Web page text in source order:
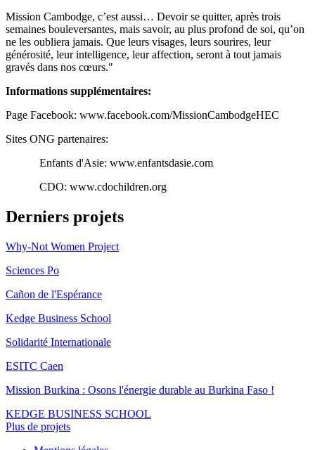
Mission Cambodge, c’est aussi… Devoir se quitter, après trois
semaines bouleversantes, mais savoir, au plus profond de soi, qu’on
ne les oubliera jamais. Que leurs visages, leurs sourires, leur
générosité, leur intelligence, leur affection, seront à tout jamais
gravés dans nos cœurs."
Informations supplémentaires:
Page Facebook: www.facebook.com/MissionCambodgeHEC
Sites ONG partenaires:
Enfants d'Asie: www.enfantsdasie.com
CDO: www.cdochildren.org
Derniers projets
Why-Not Women Project
Sciences Po
Cañon de l'Espérance
Kedge Business School
Solidarité Internationale
ESITC Caen
Mission Burkina : Osons l'énergie durable au Burkina Faso !
KEDGE BUSINESS SCHOOL
Plus de projets